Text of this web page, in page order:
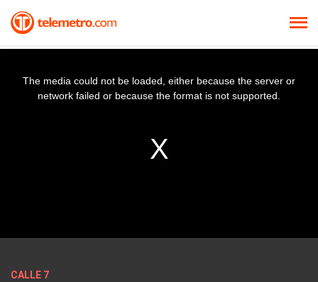
The media could not be loaded, either because the server or
network failed or because the format is not supported.
CALLE 7